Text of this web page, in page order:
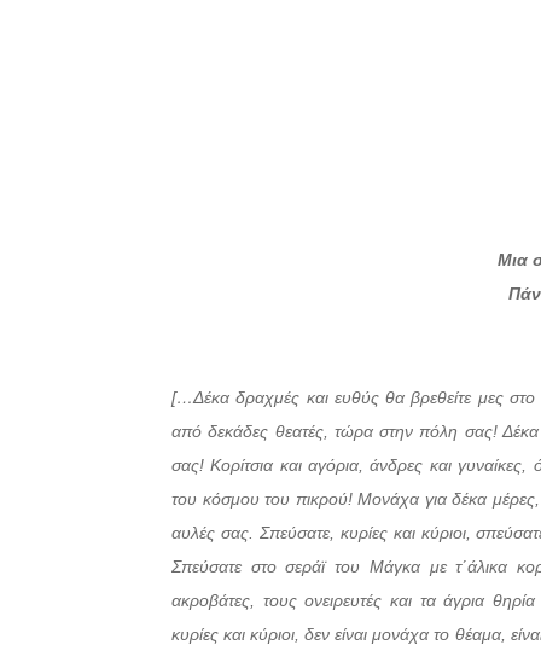
Μια
[…Δέκα δραχμές και ευθύς θα βρεθείτε μες στο
από δεκάδες θεατές, τώρα στην πόλη σας!
σας! Κορίτσια και αγόρια, άνδρες και γυναίκες,
του κόσμου του πικρού! Μονάχα για δέκα
αυλές σας. Σπεύσατε, κυρίες και κύριοι,
Σπεύσατε στο σεράϊ του Μάγκα με τ΄άλικα
ακροβάτες, τους ονειρευτές και τα άγρια
κυρίες και κύριοι, δεν είναι μονάχα το θέαμα,